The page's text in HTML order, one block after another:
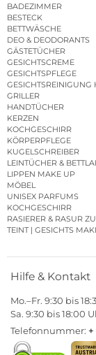
BADEZIMMER
BESTECK
BETTWÄSCHE
DEO & DEODORANTS
GÄSTETÜCHER
GESICHTSCREME
GESICHTSPFLEGE
GESICHTSREINIGUNG
GRILLER
HANDTÜCHER
KERZEN
KOCHGESCHIRR
KÖRPERPFLEGE
KUGELSCHREIBER
LEINTÜCHER &
LIPPEN MAKE UP
MÖBEL
UNISEX PARFUMS
KOCHGESCHIRR
RASIERER & RASUR
TEINT | GESICHTS
Hilfe & Kontakt
Mo.–Fr. 9:30 bis
Sa. 9:30 bis 18:00
Telefonnummer: +